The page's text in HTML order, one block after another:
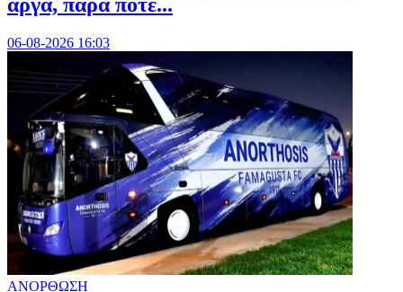
06-08-2026 16:03
ΑΝΟΡΘΩΣΗ